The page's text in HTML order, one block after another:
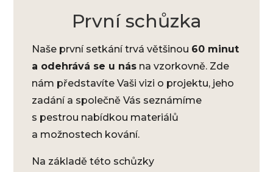
První schůzka
Naše první setkání trvá většinou 60 minut
a odehrává se u nás na vzorkovně. Zde
nám představíte Vaši vizi o projektu, jeho
zadání a společně Vás seznámíme
s pestrou nabídkou materiálů
a možnostech kování.
Na základě této schůzky